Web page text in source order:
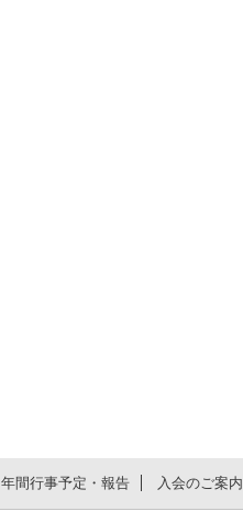
年間行事予定・報告 入会のご案